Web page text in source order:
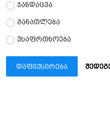
ჯანდაცვა
განათლება
უსაფრთხოება
დაფიქსირება